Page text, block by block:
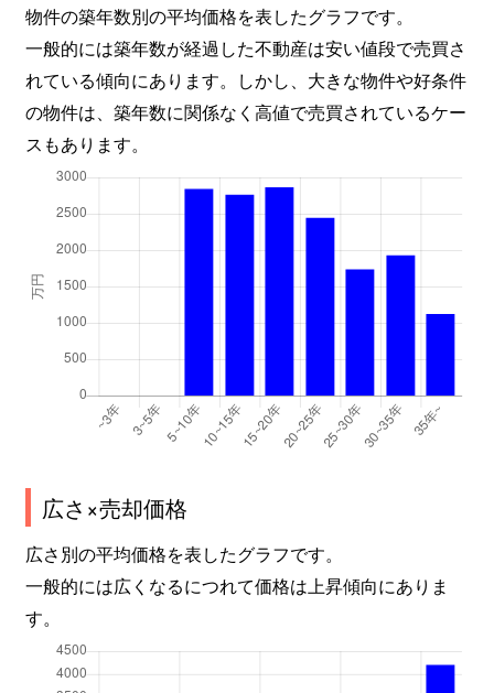
物件の築年数別の平均価格を表したグラフです。
一般的には築年数が経過した不動産は安い値段で売買さ
れている傾向にあります。しかし、大きな物件や好条件
の物件は、築年数に関係なく高値で売買されているケー
スもあります。
広さ×売却価格
広さ別の平均価格を表したグラフです。
一般的には広くなるにつれて価格は上昇傾向にありま
す。